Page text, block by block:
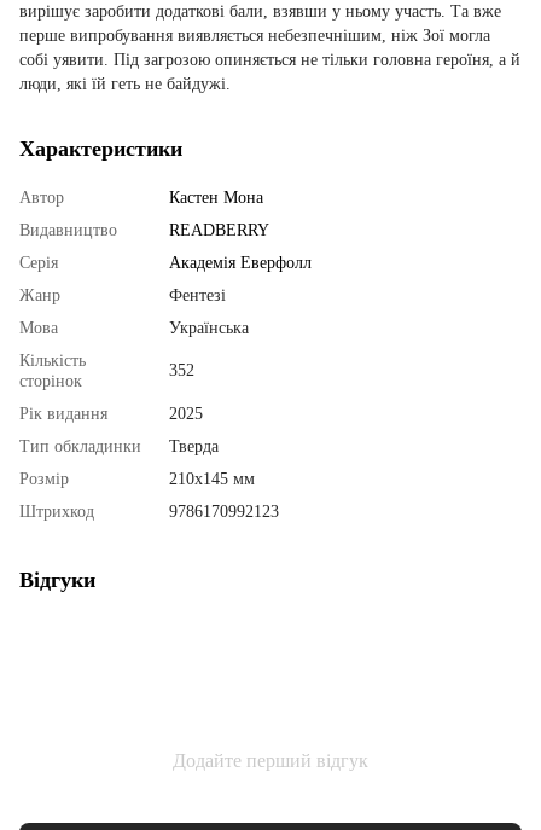
вирішує заробити додаткові бали, взявши у ньому участь. Та вже
перше випробування виявляється небезпечнішим, ніж Зої могла
собі уявити. Під загрозою опиняється не тільки головна героїня, а й
люди, які їй геть не байдужі.
Характеристики
Автор
Кастен Мона
Видавництво
READBERRY
Серія
Академія Еверфолл
Жанр
Фентезі
Мова
Українська
Кількість
сторінок
352
Рік видання
2025
Тип обкладинки
Тверда
Розмір
210х145 мм
Штрихкод
9786170992123
Відгуки
Додайте перший відгук